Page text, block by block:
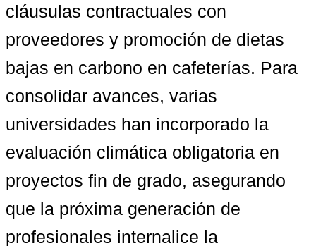
cláusulas contractuales con
proveedores y promoción de dietas
bajas en carbono en cafeterías. Para
consolidar avances, varias
universidades han incorporado la
evaluación climática obligatoria en
proyectos fin de grado, asegurando
que la próxima generación de
profesionales internalice la